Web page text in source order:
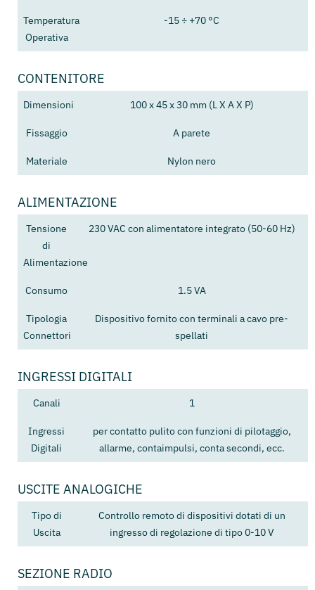
Temperatura
Operativa
-15 ÷ +70 °C
CONTENITORE
Dimensioni 100 x 45 x 30 mm (L X A X P)
Fissaggio A parete
Materiale Nylon nero
ALIMENTAZIONE
Tensione
di
Alimentazione
230 VAC con alimentatore integrato (50-60 Hz)
Consumo 1.5 VA
Tipologia
Connettori
Dispositivo fornito con terminali a cavo pre-
spellati
INGRESSI DIGITALI
Canali 1
Ingressi
Digitali
per contatto pulito con funzioni di pilotaggio,
allarme, contaimpulsi, conta secondi, ecc.
USCITE ANALOGICHE
Tipo di
Uscita
Controllo remoto di dispositivi dotati di un
ingresso di regolazione di tipo 0-10 V
SEZIONE RADIO